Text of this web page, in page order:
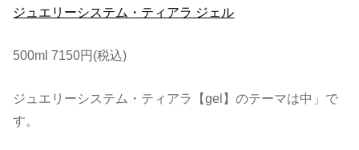
ジュエリーシステム・ティアラ ジェル
500ml 7150円(税込)
ジュエリーシステム・ティアラ【gel】のテーマは中」で
す。